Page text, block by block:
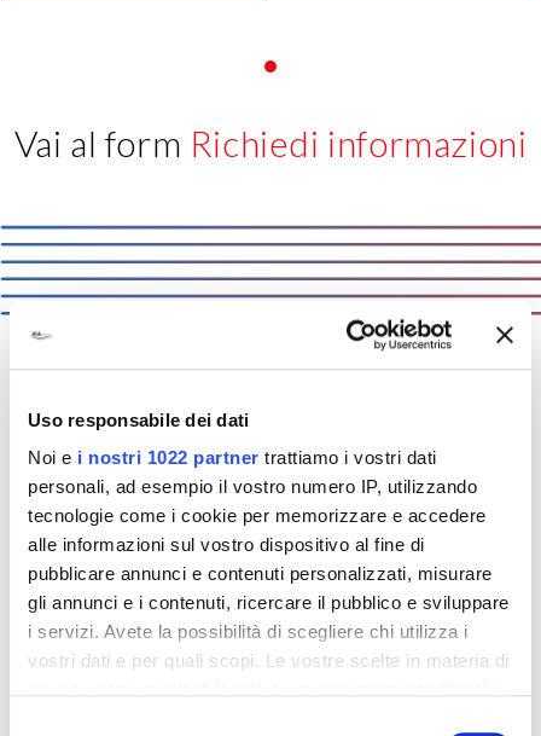
Uso responsabile dei dati
Noi e i nostri 1022 partner trattiamo i vostri dati
personali, ad esempio il vostro numero IP, utilizzando
tecnologie come i cookie per memorizzare e accedere
alle informazioni sul vostro dispositivo al fine di
pubblicare annunci e contenuti personalizzati, misurare
gli annunci e i contenuti, ricercare il pubblico e sviluppare
i servizi. Avete la possibilità di scegliere chi utilizza i
vostri dati e per quali scopi. Le vostre scelte in materia di
Vai al form Richiedi informazioni
ICA:solutions that matter
Nous savons ce qui compte pour nos clients.
Nous connaissons les défis, les produits, les
marchés de chacun d'entre eux. C'est la
raison pour laquelle nous proposons des
solutions. Des solutions qui comptent.